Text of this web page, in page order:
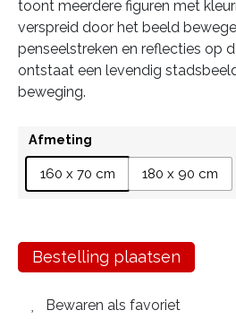
toont meerdere figuren met
verspreid door het beeld
penseelstreken en reflecties op
ontstaat een levendig
beweging.
Afmeting
160 x 70 cm 180 x 90 cm
Bestelling plaatsen
Bewaren als favoriet